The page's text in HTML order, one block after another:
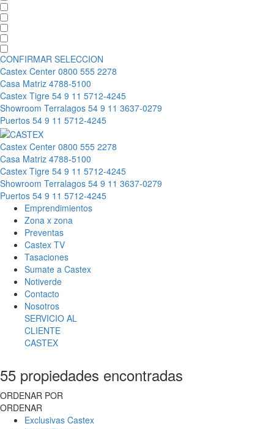
CONFIRMAR SELECCION
Castex Center 0800 555 2278
Casa Matriz 4788-5100
Castex Tigre 54 9 11 5712-4245
Showroom Terralagos 54 9 11 3637-0279
Puertos 54 9 11 5712-4245
Castex Center 0800 555 2278
Casa Matriz 4788-5100
Castex Tigre 54 9 11 5712-4245
Showroom Terralagos 54 9 11 3637-0279
Puertos 54 9 11 5712-4245
Emprendimientos
Zona x zona
Preventas
Castex TV
Tasaciones
Sumate a Castex
Notiverde
Contacto
Nosotros
SERVICIO AL
CLIENTE
CASTEX
55 propiedades encontradas
ORDENAR POR
ORDENAR
Exclusivas Castex